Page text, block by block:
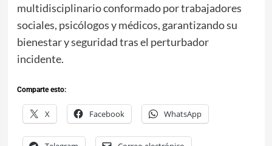
multidisciplinario conformado por trabajadores
sociales, psicólogos y médicos, garantizando su
bienestar y seguridad tras el perturbador
incidente.
Comparte esto:
X Facebook WhatsApp